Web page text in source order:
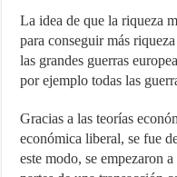
La idea de que la riqueza
para conseguir más
las grandes guerras
por ejemplo todas las
Gracias a las teorías
económica liberal, se fue
este modo, se empezaron